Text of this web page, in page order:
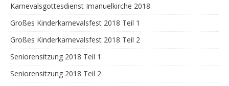
Karnevalsgottesdienst Imanuelkirche 2018
Großes Kinderkarnevalsfest 2018 Teil 1
Großes Kinderkarnevalsfest 2018 Teil 2
Seniorensitzung 2018 Teil 1
Seniorensitzung 2018 Teil 2